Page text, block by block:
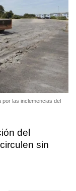
por las inclemencias del
del
sin